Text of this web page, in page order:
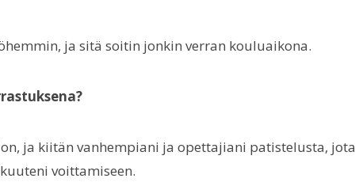
ja sitä soitin jonkin verran kouluaikona.
ja kiitän vanhempiani ja opettajiani patistelusta, jota
voittamiseen.